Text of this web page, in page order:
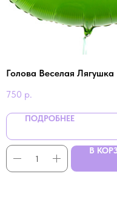
Голова Веселая Лягушка
750 р.
ПОДРОБНЕЕ
В